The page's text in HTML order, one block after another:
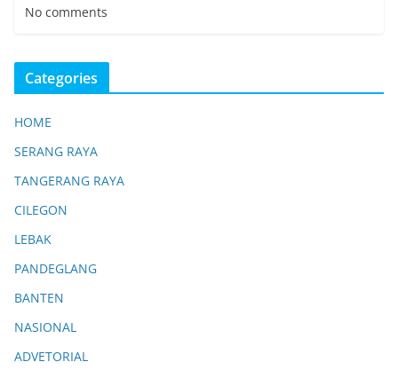
No comments
Categories
HOME
SERANG RAYA
TANGERANG RAYA
CILEGON
LEBAK
PANDEGLANG
BANTEN
NASIONAL
ADVETORIAL